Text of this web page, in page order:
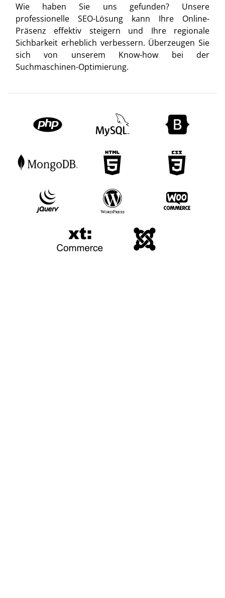
Wie haben Sie uns gefunden? Unsere
professionelle SEO-Lösung kann Ihre Online-
Präsenz effektiv steigern und Ihre regionale
Sichbarkeit erheblich verbessern. Überzeugen Sie
sich von unserem Know-how bei der
Suchmaschinen-Optimierung.